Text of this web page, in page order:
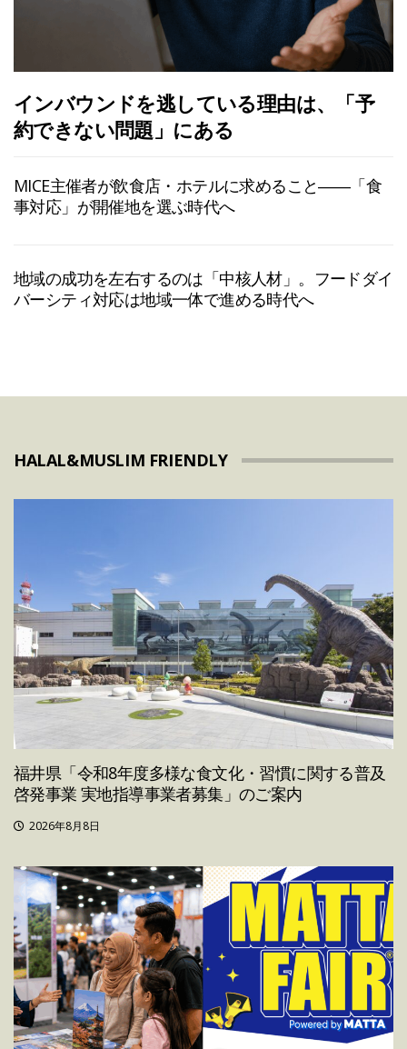
インバウンドを逃している理由は、「予
約できない問題」にある
MICE主催者が飲食店・ホテルに求めること――「食
事対応」が開催地を選ぶ時代へ
地域の成功を左右するのは「中核人材」。フードダイ
バーシティ対応は地域一体で進める時代へ
HALAL&MUSLIM FRIENDLY
福井県「令和8年度多様な食文化・習慣に関する普及
啓発事業 実地指導事業者募集」のご案内
2026年8月8日